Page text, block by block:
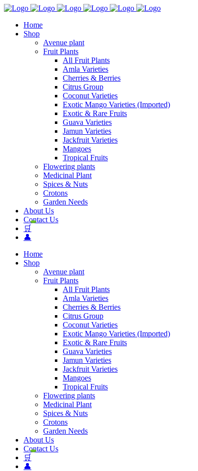
Home
Shop
Avenue plant
Fruit Plants
All Fruit Plants
Amla Varieties
Cherries & Berries
Citrus Group
Coconut Varieties
Exotic Mango Varieties (Imported)
Exotic & Rare Fruits
Guava Varieties
Jamun Varieties
Jackfruit Varieties
Mangoes
Tropical Fruits
Flowering plants
Medicinal Plant
Spices & Nuts
Crotons
Garden Needs
About Us
Contact Us
🛒
👤
Home
Shop
Avenue plant
Fruit Plants
All Fruit Plants
Amla Varieties
Cherries & Berries
Citrus Group
Coconut Varieties
Exotic Mango Varieties (Imported)
Exotic & Rare Fruits
Guava Varieties
Jamun Varieties
Jackfruit Varieties
Mangoes
Tropical Fruits
Flowering plants
Medicinal Plant
Spices & Nuts
Crotons
Garden Needs
About Us
Contact Us
🛒
👤